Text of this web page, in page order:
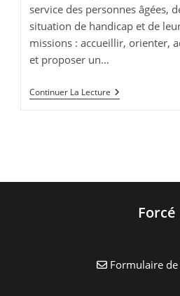
service des personnes âgées,
situation de handicap et de
missions : accueillir, orienter,
et proposer un…
Continuer La Lecture La
Maison
Forcé
Formulaire